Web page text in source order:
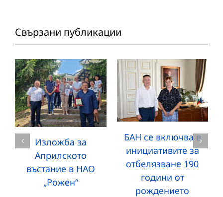
Свързани публикации
Изложба за
Априлското
въстание в НАО
„Рожен“
БАН се включва в
инициативите за
отбелязване 190
години от
рождението